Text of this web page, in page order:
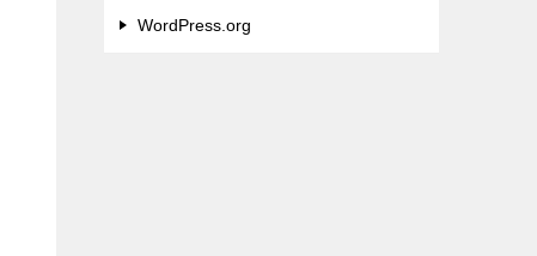
WordPress.org